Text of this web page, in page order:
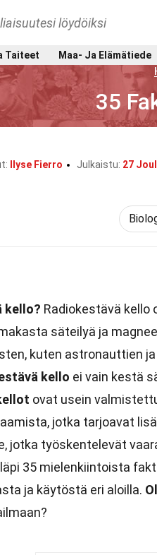
löydöiksi
Taiteet Maa- Ja Elämätiede
35
Ilyse Fierro Julkaistu: 27
kello? Radiokestävä kello
säteilyä ja
kuten astronauttien
kello ei vain kestä
ovat usein
jotka tarjoavat
jotka työskentelevät
35 mielenkiintoista
ja käytöstä eri aloilla.